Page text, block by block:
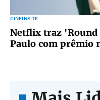
CINEINSITE
Netflix traz 'Round
Paulo com prêmio